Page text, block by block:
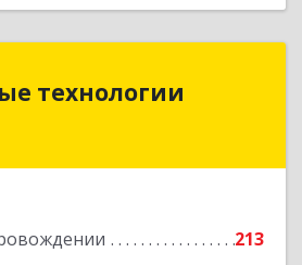
технологии
213
обл, Красногорский р-н,